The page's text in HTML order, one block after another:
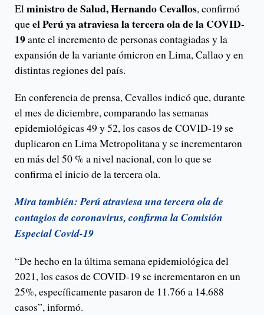
Elministro de Salud, Hernando Cevallos, confirmó
queel Perú ya atraviesa la tercera ola de la COVID-
19ante el incremento de personas contagiadas y la
expansión de la variante ómicron en Lima, Callao y en
distintas regiones del país.
En conferencia de prensa, Cevallos indicó que, durante
el mes de diciembre, comparando las semanas
epidemiológicas 49 y 52, los casos de COVID-19 se
duplicaron en Lima Metropolitana y se incrementaron
en más del 50 % a nivel nacional, con lo que se
confirma el inicio de la tercera ola.
Mira también: Perú atraviesa una tercera ola de
contagios de coronavirus, confirma la Comisión
Especial Covid-19
“De hecho en la última semana epidemiológica del
2021, los casos de COVID-19 se incrementaron en un
25%, específicamente pasaron de 11.766 a 14.688
casos”, informó.